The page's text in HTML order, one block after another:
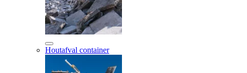
Houtafval container